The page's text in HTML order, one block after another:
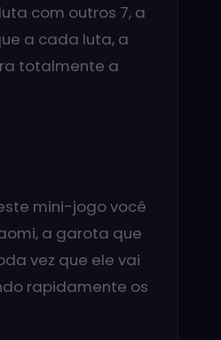
com outros 7, a
a cada luta, a
totalmente a
mini-jogo você
a garota que
vez que ele vai
rapidamente os